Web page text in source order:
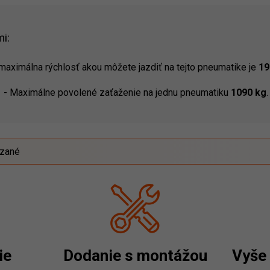
rýchlosť akou môžete jazdiť na tejto pneumatike je
- Maximálne povolené zaťaženie na jednu pneumatiku 1090 kg.
Dodanie s montážou